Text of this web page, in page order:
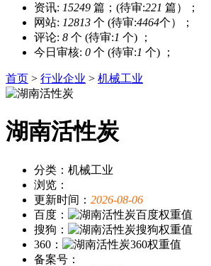
资讯: 15249 篇；(待审:221 篇）；
网站: 12813 个 (待审:4464个）；
评论: 8 个 (待审:1 个) ；
今日审核: 0 个 (待审:1 个) ；
首页 > 行业企业 > 机械工业
湖南活性炭
分类：机械工业
浏览：
更新时间： 2026-08-06
百度：
搜狗：
360：
备案号：